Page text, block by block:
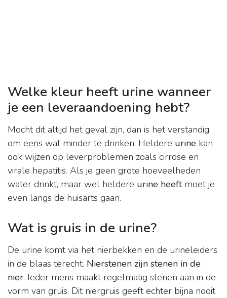
Welke kleur heeft urine wanneer
je een leveraandoening hebt?
Mocht dit altijd het geval zijn, dan is het verstandig
om eens wat minder te drinken. Heldere urine kan
ook wijzen op leverproblemen zoals cirrose en
virale hepatitis. Als je geen grote hoeveelheden
water drinkt, maar wel heldere urine heeftmoet je
even langs de huisarts gaan.
Wat is gruis in de urine?
De urine komt via het nierbekken en de urineleiders
in de blaas terecht. Nierstenen zijn stenen in de
nier. Ieder mens maakt regelmatig stenen aan in de
vorm van gruis. Dit niergruis geeft echter bijna nooit